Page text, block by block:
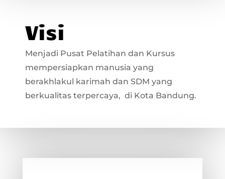
Visi
Menjadi Pusat Pelatihan dan Kursus
mempersiapkan manusia yang
berakhlakul karimah dan SDM yang
berkualitas terpercaya, di Kota Bandung.